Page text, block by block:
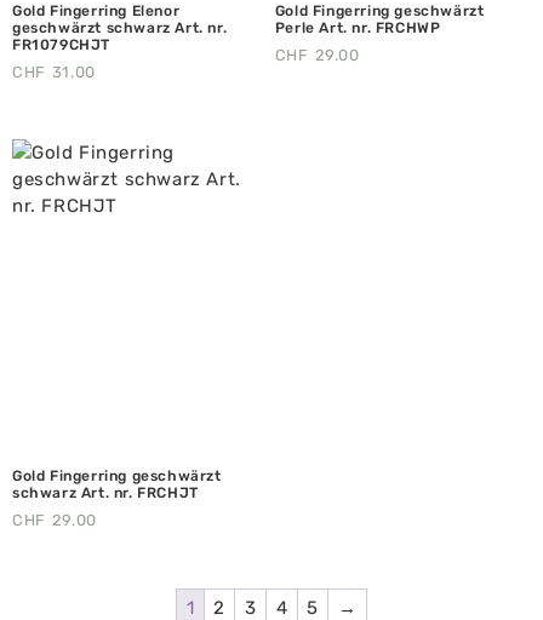
Gold Fingerring Elenor
geschwärzt schwarz Art. nr.
FR1079CHJT
CHF 31.00
Gold Fingerring geschwärzt
Perle Art. nr. FRCHWP
CHF 29.00
Gold Fingerring geschwärzt
schwarz Art. nr. FRCHJT
CHF 29.00
1 2 3 4 5 →